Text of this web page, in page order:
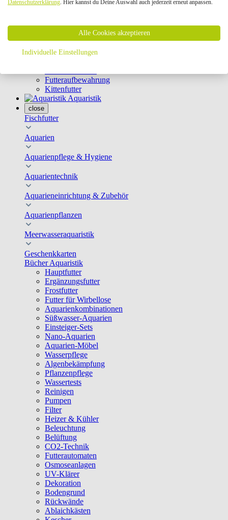
Geschirre & Leinen
Schutznetze
Kippfensterschutz
Katzenkameras
Futternäpfe
Futteraufbewahrung
Kittenfutter
Aquaristik
close
Fischfutter
Aquarien
Aquarienpflege & Hygiene
Aquarientechnik
Aquarieneinrichtung & Zubehör
Aquarienpflanzen
Meerwasseraquaristik
Geschenkkarten
Bücher Aquaristik
Hauptfutter
Ergänzungsfutter
Frostfutter
Futter für Wirbellose
Aquarienkombinationen
Süßwasser-Aquarien
Einsteiger-Sets
Nano-Aquarien
Aquarien-Möbel
Wasserpflege
Algenbekämpfung
Pflanzenpflege
Wassertests
Reinigen
Pumpen
Filter
Heizer & Kühler
Beleuchtung
Belüftung
CO2-Technik
Futterautomaten
Osmoseanlagen
UV-Klärer
Dekoration
Bodengrund
Rückwände
Ablaichkästen
Datenschutzerklärung. Hier kannst du Deine Auswahl auch jederzeit erneut anpassen.
Alle Cookies akzeptieren
Individuelle Einstellungen